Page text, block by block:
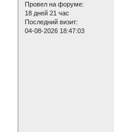
Провел на форуме:
18 дней 21 час
Последний визит:
04-08-2026 18:47:03